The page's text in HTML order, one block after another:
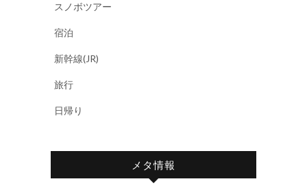
スノボツアー
宿泊
新幹線(JR)
旅行
日帰り
メタ情報